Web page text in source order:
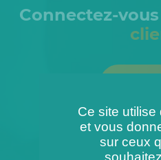
Connectez-
Ce site
et vous
sur ceux